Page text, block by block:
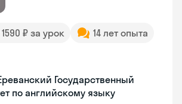
1590 ₽ за урок
14 лет опыта
Государственный
по английскому языку